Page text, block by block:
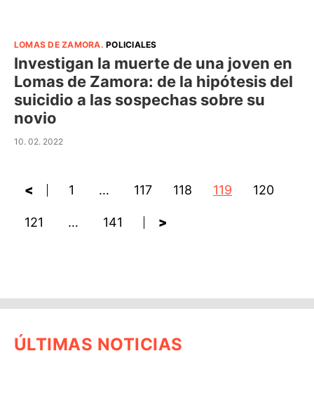
LOMAS DE ZAMORA.POLICIALES
Investigan la muerte de una joven en
Lomas de Zamora: de la hipótesis del
suicidio a las sospechas sobre su
novio
10. 02. 2022
< 1 … 117 118 119 120
121 … 141 >
ÚLTIMAS NOTICIAS